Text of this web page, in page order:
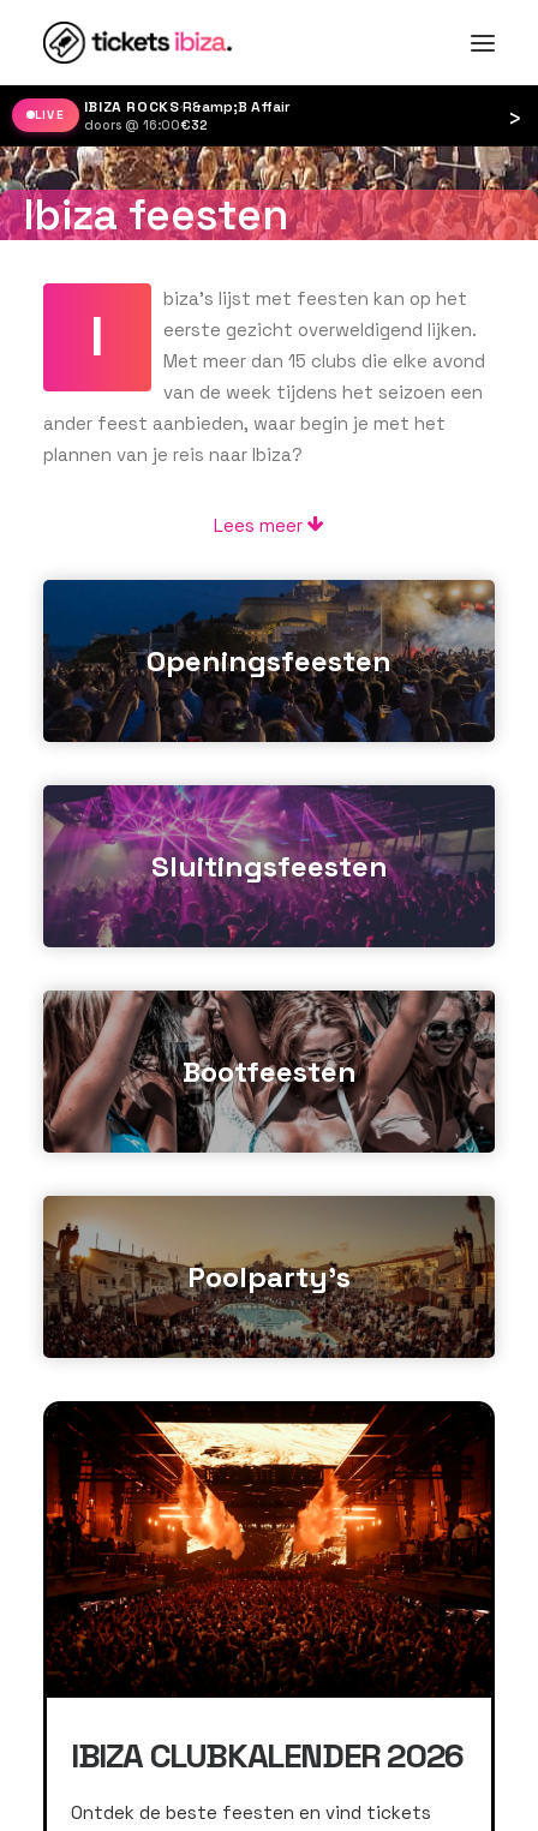
GET THE APP
ZOEKEN
LIVE IBIZA ROCKS·R&amp;B Affair
doors @ 16:00·€32 ›
Ibiza feesten
I
biza’s lijst met feesten kan op het
eerste gezicht overweldigend lijken.
Met meer dan 15 clubs die elke avond
van de week tijdens het seizoen een
ander feest aanbieden, waar begin je met het
plannen van je reis naar Ibiza?
Lees meer
Openingsfeesten
Sluitingsfeesten
Bootfeesten
Poolparty's
IBIZA CLUBKALENDER 2026
Ontdek de beste feesten en vind tickets